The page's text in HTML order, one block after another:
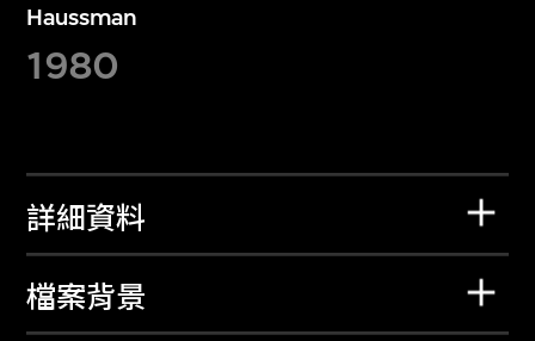
Haussman
1980
詳細資料
檔案背景